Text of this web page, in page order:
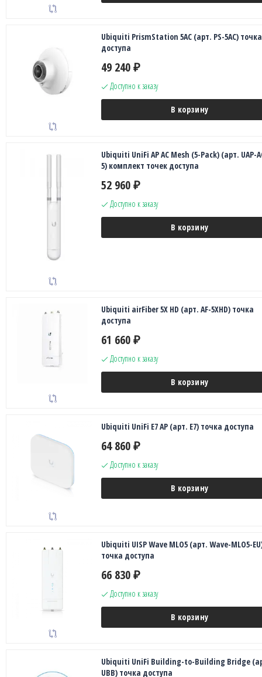
Ubiquiti PrismStation 5AC (арт. PS-5AC) точка
доступа
49 240 ₽
Доступно к заказу
В корзину
Ubiquiti UniFi AP AC Mesh (5-Pack) (арт. UAP-
5) комплект точек доступа
52 960 ₽
Доступно к заказу
В корзину
Ubiquiti airFiber 5X HD (арт. AF-5XHD) точка
доступа
61 660 ₽
Доступно к заказу
В корзину
Ubiquiti UniFi E7 AP (арт. E7) точка доступа
64 860 ₽
Доступно к заказу
В корзину
Ubiquiti UISP Wave MLO5 (арт. Wave-MLO5-
точка доступа
66 830 ₽
Доступно к заказу
В корзину
Ubiquiti UniFi Building-to-Building Bridge
UBB) точка доступа